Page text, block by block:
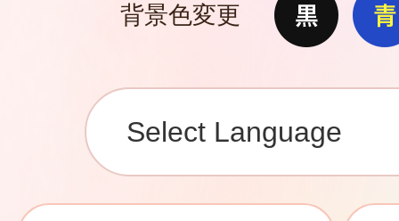
背景色変更